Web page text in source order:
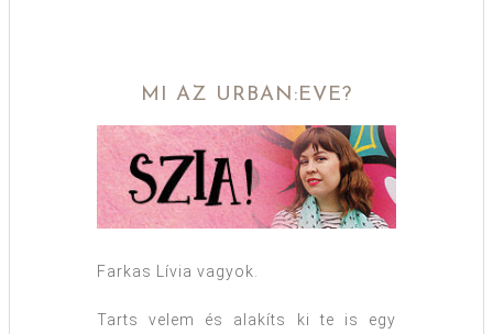
MI AZ URBAN:EVE?
Farkas Lívia vagyok.
Tarts velem és alakíts ki te is egy